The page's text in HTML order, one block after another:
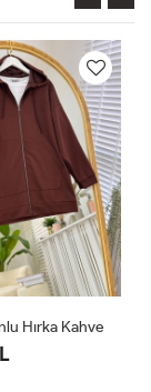
Hırka Kahve